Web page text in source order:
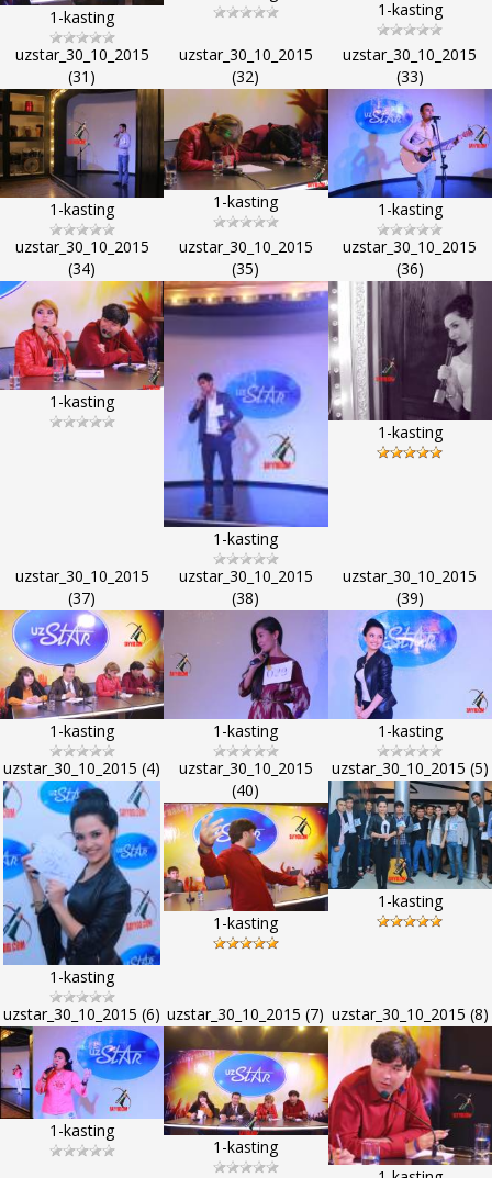
1-kasting
1-kasting
uzstar_30_10_2015
(31)
1-kasting
uzstar_30_10_2015
(32)
1-kasting
uzstar_30_10_2015
(33)
1-kasting
uzstar_30_10_2015
(34)
1-kasting
uzstar_30_10_2015
(35)
1-kasting
uzstar_30_10_2015
(36)
1-kasting
uzstar_30_10_2015
(37)
1-kasting
uzstar_30_10_2015
(38)
1-kasting
uzstar_30_10_2015
(39)
1-kasting
uzstar_30_10_2015 (4)
1-kasting
uzstar_30_10_2015
(40)
1-kasting
uzstar_30_10_2015 (5)
1-kasting
uzstar_30_10_2015 (6)
1-kasting
uzstar_30_10_2015 (7)
1-kasting
uzstar_30_10_2015 (8)